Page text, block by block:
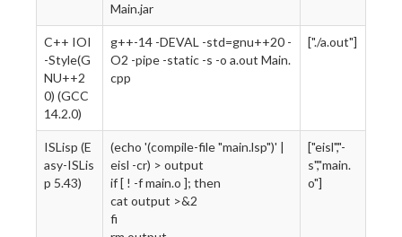
Main.jar
C++ IOI
-Style(G
NU++2
0) (GCC
14.2.0)
g++-14 -DEVAL -std=gnu++20 -
O2 -pipe -static -s -o a.out Main.
cpp
["./a.out"]
ISLisp (E
asy-ISLis
p 5.43)
(echo '(compile-file "main.lsp")' |
eisl -cr) > output
if [ ! -f main.o ]; then
cat output >&2
fi
["eisl","-
s","main.
o"]